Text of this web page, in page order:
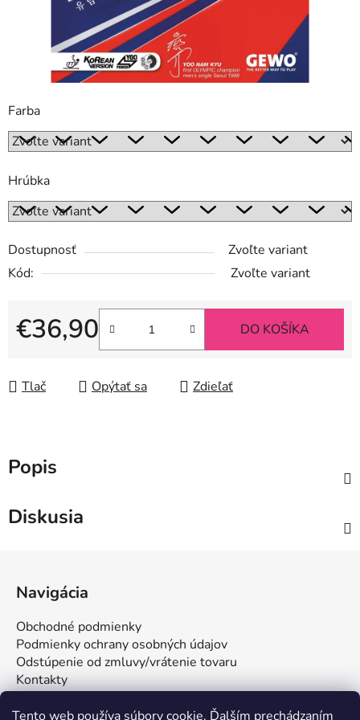
Tento web používa súbory cookie. Ďalším prechádzaním
Farba
Hrúbka
Dostupnosť
Zvoľte variant
Kód:
Zvoľte variant
€36,90
Jednotková cena:
DO KOŠÍKA
Tlač Opýtať sa Zdieľať
Popis
Diskusia
e
Navigácia
Obchodné podmienky
Podmienky ochrany osobných údajov
Odstúpenie od zmluvy/vrátenie tovaru
Kontakty